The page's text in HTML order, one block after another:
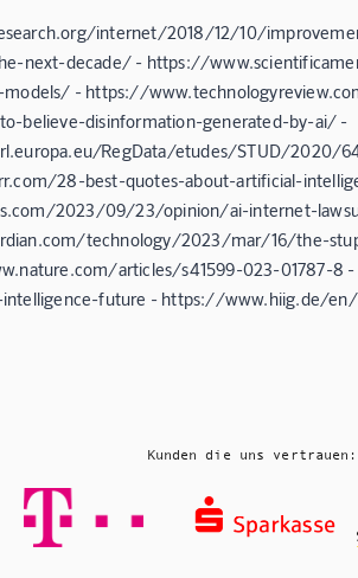
internet/2018/12/10/
next-decade/ - https://
models/ - https://
believe-disinformation-generated-by-ai/ -
RegData/etudes/STUD/2020/
28-best-quotes-about-artificial-
2023/09/23/opinion/ai-internet-
technology/2023/mar/16/the-
articles/s41599-023-01787-
future - https://www.hiig.de/
Kunden die uns vertrauen: